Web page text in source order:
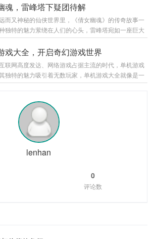
少胜多击败袁绍，奠定统一北方的基础...
陪伴着勇士们披荆斩棘，而泰拉石武器的升级，更是
险之旅增添了全新的色彩和无限的可能。 泰拉石武器
于古老的泰拉文明,传说中，泰拉文明曾经无比辉煌，
术更是达到了登峰造极的境界，泰拉石便是那个时代
苦，收集齐所需的材料，成功锻造出...
魂，雷峰塔下疑团待解
而又神秘的仙侠世界里，《倩女幽魂》的传奇故事一
独特的魅力萦绕在人们的心头，雷峰塔宛如一座巨大
矗立在烟雨朦胧的江南大地，引得无数侠客、修道之
来探寻其中隐藏的秘密。 雷峰塔，本是镇压妖邪之物
地，在《倩女幽魂》的世界中，它却逐渐成为了一个
和谜团的存在，关于雷峰塔的传说层出不穷，有人说
着上古时期的强大妖邪，其怨念化作了阴云，笼罩着
夜,就会有诡异的事件发生。 有一位年...
戏大全，开启奇幻游戏世界
联网高度发达、网络游戏占据主流的时代，单机游戏
独特的魅力吸引着无数玩家，单机游戏大全就像是一
为玩家们提供了各种各样精彩纷呈的游戏体验,让我们
是单机游戏大全中非常受欢迎的一个类别，以《上古卷
际》为例，这款游戏构建了一个宏大而开放的奇幻世
家可以自由地探索天际省的每一寸土地，与各种种族的
动，学习魔法、剑术等技能，完成丰富多样的任务，游
富的剧情线和角色发展系统，让...
lenhan
0
评论数